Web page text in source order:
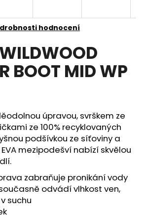
hodnocení
BOOT MID WP
úpravou, svrškem ze
ze 100% recyklovaných
podšívkou ze síťoviny a
mezipodešví nabízí skvělou
zabraňuje pronikání vody
odvádí vlhkost ven,
suchu
HLEDAT